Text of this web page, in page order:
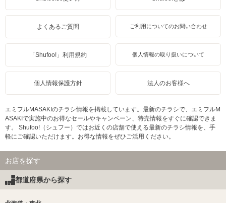
よくあるご質問 ご利用についてのお問い合わせ
「Shufoo!」利用規約 個人情報の取り扱いについて
個人情報保護方針 法人のお客様へ
エミフルMASAKIのチラシ情報を掲載しています。最新のチラシで、エミフルM
ASAKIで実施中のお得なセールやキャンペーン、特売情報をすぐに確認できま
す。 Shufoo!（シュフー）ではお近くの店舗で使える最新のチラシ情報を、手
軽にご確認いただけます。お得な情報をぜひご活用ください。
お店を探す
都道府県から探す